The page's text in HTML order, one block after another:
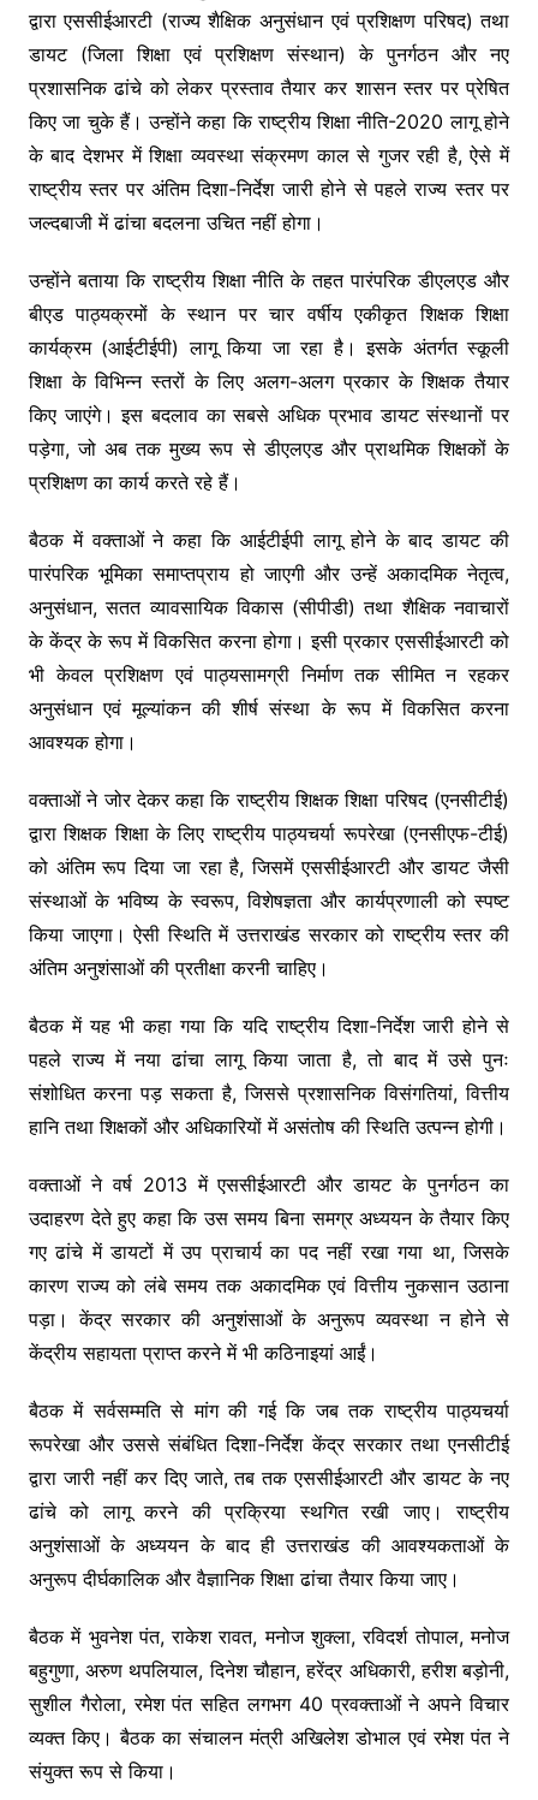
द्वारा एससीईआरटी (राज्य शैक्षिक अनुसंधान एवं प्रशिक्षण परिषद) तथा
डायट (जिला शिक्षा एवं प्रशिक्षण संस्थान) के पुनर्गठन और नए
प्रशासनिक ढांचे को लेकर प्रस्ताव तैयार कर शासन स्तर पर प्रेषित
किए जा चुके हैं। उन्होंने कहा कि राष्ट्रीय शिक्षा नीति-2020 लागू होने
के बाद देशभर में शिक्षा व्यवस्था संक्रमण काल से गुजर रही है, ऐसे में
राष्ट्रीय स्तर पर अंतिम दिशा-निर्देश जारी होने से पहले राज्य स्तर पर
जल्दबाजी में ढांचा बदलना उचित नहीं होगा।
उन्होंने बताया कि राष्ट्रीय शिक्षा नीति के तहत पारंपरिक डीएलएड और
बीएड पाठ्यक्रमों के स्थान पर चार वर्षीय एकीकृत शिक्षक शिक्षा
कार्यक्रम (आईटीईपी) लागू किया जा रहा है। इसके अंतर्गत स्कूली
शिक्षा के विभिन्न स्तरों के लिए अलग-अलग प्रकार के शिक्षक तैयार
किए जाएंगे। इस बदलाव का सबसे अधिक प्रभाव डायट संस्थानों पर
पड़ेगा, जो अब तक मुख्य रूप से डीएलएड और प्राथमिक शिक्षकों के
प्रशिक्षण का कार्य करते रहे हैं।
बैठक में वक्ताओं ने कहा कि आईटीईपी लागू होने के बाद डायट की
पारंपरिक भूमिका समाप्तप्राय हो जाएगी और उन्हें अकादमिक नेतृत्व,
अनुसंधान, सतत व्यावसायिक विकास (सीपीडी) तथा शैक्षिक नवाचारों
के केंद्र के रूप में विकसित करना होगा। इसी प्रकार एससीईआरटी को
भी केवल प्रशिक्षण एवं पाठ्यसामग्री निर्माण तक सीमित न रहकर
अनुसंधान एवं मूल्यांकन की शीर्ष संस्था के रूप में विकसित करना
आवश्यक होगा।
वक्ताओं ने जोर देकर कहा कि राष्ट्रीय शिक्षक शिक्षा परिषद (एनसीटीई)
द्वारा शिक्षक शिक्षा के लिए राष्ट्रीय पाठ्यचर्या रूपरेखा (एनसीएफ-टीई)
को अंतिम रूप दिया जा रहा है, जिसमें एससीईआरटी और डायट जैसी
संस्थाओं के भविष्य के स्वरूप, विशेषज्ञता और कार्यप्रणाली को स्पष्ट
किया जाएगा। ऐसी स्थिति में उत्तराखंड सरकार को राष्ट्रीय स्तर की
अंतिम अनुशंसाओं की प्रतीक्षा करनी चाहिए।
बैठक में यह भी कहा गया कि यदि राष्ट्रीय दिशा-निर्देश जारी होने से
पहले राज्य में नया ढांचा लागू किया जाता है, तो बाद में उसे पुनः
संशोधित करना पड़ सकता है, जिससे प्रशासनिक विसंगतियां, वित्तीय
हानि तथा शिक्षकों और अधिकारियों में असंतोष की स्थिति उत्पन्न होगी।
वक्ताओं ने वर्ष 2013 में एससीईआरटी और डायट के पुनर्गठन का
उदाहरण देते हुए कहा कि उस समय बिना समग्र अध्ययन के तैयार किए
गए ढांचे में डायटों में उप प्राचार्य का पद नहीं रखा गया था, जिसके
कारण राज्य को लंबे समय तक अकादमिक एवं वित्तीय नुकसान उठाना
पड़ा। केंद्र सरकार की अनुशंसाओं के अनुरूप व्यवस्था न होने से
केंद्रीय सहायता प्राप्त करने में भी कठिनाइयां आईं।
बैठक में सर्वसम्मति से मांग की गई कि जब तक राष्ट्रीय पाठ्यचर्या
रूपरेखा और उससे संबंधित दिशा-निर्देश केंद्र सरकार तथा एनसीटीई
द्वारा जारी नहीं कर दिए जाते, तब तक एससीईआरटी और डायट के नए
ढांचे को लागू करने की प्रक्रिया स्थगित रखी जाए। राष्ट्रीय
अनुशंसाओं के अध्ययन के बाद ही उत्तराखंड की आवश्यकताओं के
अनुरूप दीर्घकालिक और वैज्ञानिक शिक्षा ढांचा तैयार किया जाए।
बैठक में भुवनेश पंत, राकेश रावत, मनोज शुक्ला, रविदर्श तोपाल, मनोज
बहुगुणा, अरुण थपलियाल, दिनेश चौहान, हरेंद्र अधिकारी, हरीश बड़ोनी,
सुशील गैरोला, रमेश पंत सहित लगभग 40 प्रवक्ताओं ने अपने विचार
व्यक्त किए। बैठक का संचालन मंत्री अखिलेश डोभाल एवं रमेश पंत ने
संयुक्त रूप से किया।